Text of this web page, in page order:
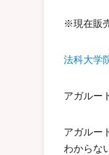
※現在販
法科大学
アガルー
アガルー
わからな